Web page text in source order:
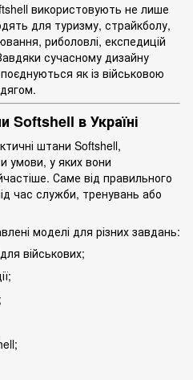
використовують не лише
для туризму, страйкболу,
риболовлі, експедицій
сучасному дизайну
як із військовою
Softshell в Україні
штани Softshell,
умови, у яких вони
Саме від правильного
час служби, тренувань або
моделі для різних завдань:
військових;